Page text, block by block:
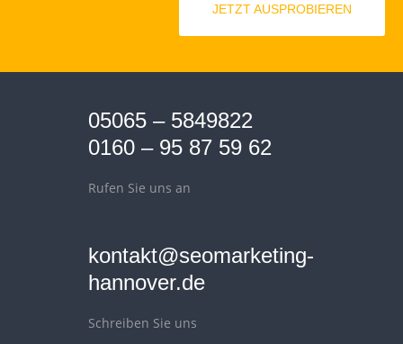
JETZT AUSPROBIEREN
05065 – 5849822
0160 – 95 87 59 62
Rufen Sie uns an
kontakt@seomarketing-
hannover.de
Schreiben Sie uns